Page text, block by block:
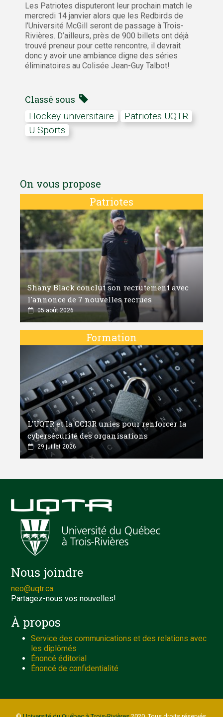
Les Patriotes disputeront leur prochain match le
mercredi 14 janvier alors que les Redbirds de
l’Université McGill seront de passage à Trois-
Rivières. D’ailleurs, près de 900 billets ont déjà
trouvé preneur pour cette rencontre, il devrait
donc y avoir une ambiance digne des séries
éliminatoires au Colisée Jean-Guy Talbot!
Classé sous
Hockey universitaire
Patriotes UQTR
U Sports
On vous propose
Patriotes
Shany Black conclut son recrutement avec
l'annonce de 7 nouvelles recrues
05 août 2026
Formation
L'UQTR et la CCI3R unies pour renforcer la
cybersécurité des organisations
29 juillet 2026
Nous joindre
neo@uqtr.ca
Partagez-nous vos nouvelles!
À propos
Service des communications et des relations avec
les diplômés
Énoncé éditorial
Énoncé de confidentialité